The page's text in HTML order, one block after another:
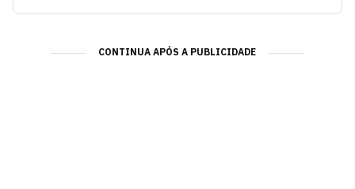
CONTINUA APÓS A PUBLICIDADE